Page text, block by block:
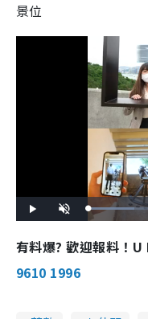
景位
l
n
t
e
L
e
d
有料爆? 歡迎報料！
9610 1996